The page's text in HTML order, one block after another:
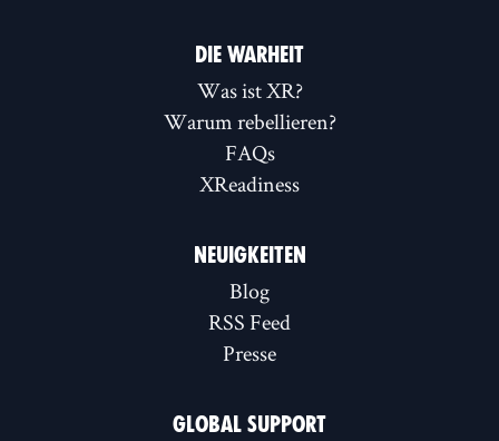
DIE WARHEIT
Was ist XR?
Warum rebellieren?
FAQs
XReadiness
NEUIGKEITEN
Blog
RSS Feed
Presse
GLOBAL SUPPORT